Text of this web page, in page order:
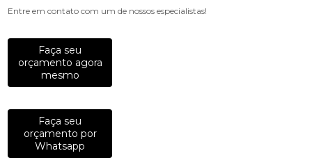
Entre em contato com um de nossos especialistas!
Faça seu
orçamento agora
mesmo
Faça seu
orçamento por
Whatsapp